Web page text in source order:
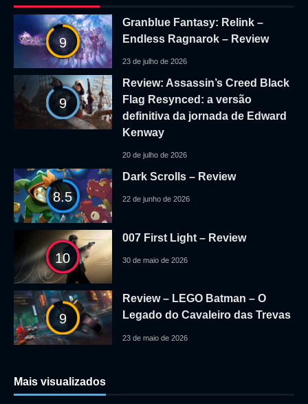
9
Granblue Fantasy: Relink –
Endless Ragnarok – Review
23 de julho de 2026
9
Review: Assassin’s Creed Black
Flag Resynced: a versão
definitiva da jornada de Edward
Kenway
20 de julho de 2026
8.5
Dark Scrolls – Review
22 de junho de 2026
10
007 First Light – Review
30 de maio de 2026
9
Review – LEGO Batman – O
Legado do Cavaleiro das Trevas
23 de maio de 2026
Mais visualizados